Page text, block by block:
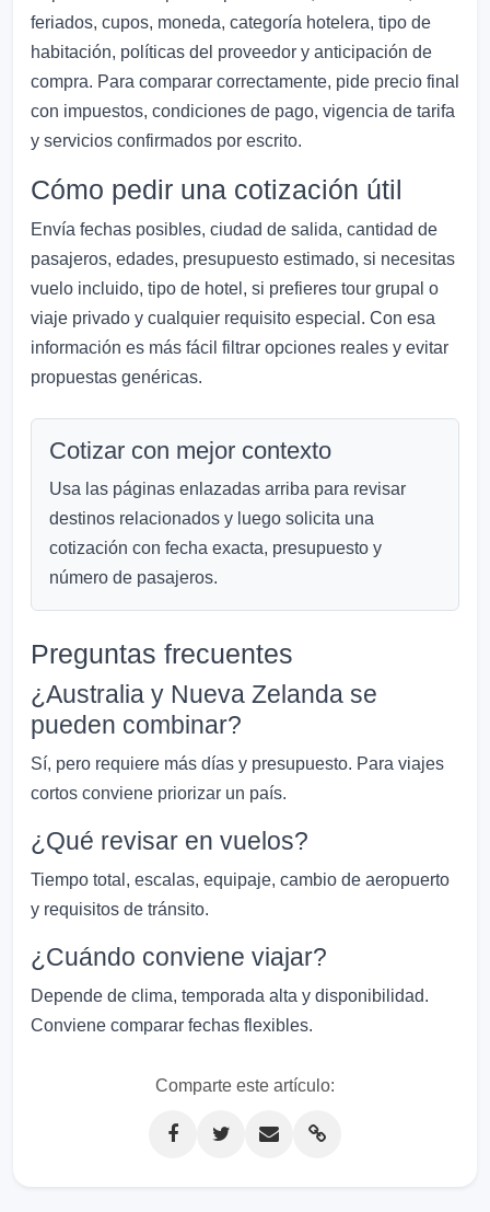
feriados, cupos, moneda, categoría hotelera, tipo de
habitación, políticas del proveedor y anticipación de
compra. Para comparar correctamente, pide precio final
con impuestos, condiciones de pago, vigencia de tarifa
y servicios confirmados por escrito.
Cómo pedir una cotización útil
Envía fechas posibles, ciudad de salida, cantidad de
pasajeros, edades, presupuesto estimado, si necesitas
vuelo incluido, tipo de hotel, si prefieres tour grupal o
viaje privado y cualquier requisito especial. Con esa
información es más fácil filtrar opciones reales y evitar
propuestas genéricas.
Cotizar con mejor contexto
Usa las páginas enlazadas arriba para revisar
destinos relacionados y luego solicita una
cotización con fecha exacta, presupuesto y
número de pasajeros.
Preguntas frecuentes
¿Australia y Nueva Zelanda se
pueden combinar?
Sí, pero requiere más días y presupuesto. Para viajes
cortos conviene priorizar un país.
¿Qué revisar en vuelos?
Tiempo total, escalas, equipaje, cambio de aeropuerto
y requisitos de tránsito.
¿Cuándo conviene viajar?
Depende de clima, temporada alta y disponibilidad.
Conviene comparar fechas flexibles.
Comparte este artículo: